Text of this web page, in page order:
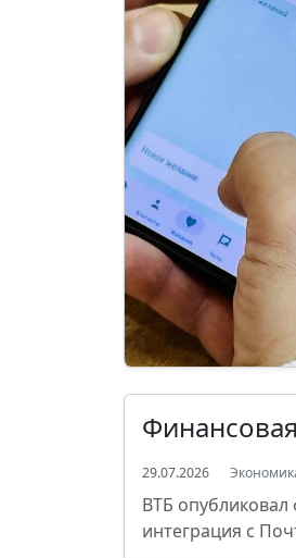
29.07.2026
ВТБ опубликовал
интеграция с